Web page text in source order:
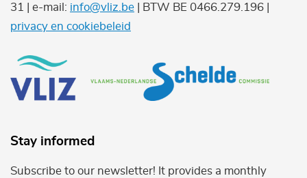
31 | e-mail: info@vliz.be | BTW BE 0466.279.196 |
privacy en cookiebeleid
Stay informed
Subscribe to our newsletter! It provides a monthly